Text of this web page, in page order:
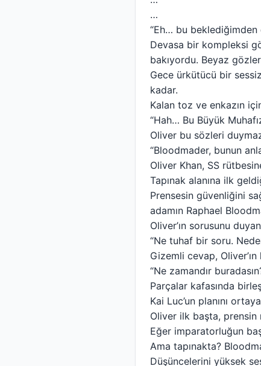
…
“Eh… bu beklediğimden
Devasa bir kompleksi
bakıyordu. Beyaz
Gece ürkütücü bir
kadar.
Kalan toz ve enkazın
“Hah… Bu Büyük
Oliver bu sözleri
“Bloodmader, bunun
Oliver Khan, SS
Tapınak alanına ilk
Prensesin güvenliğini
adamın Raphael
Oliver’ın sorusunu
“Ne tuhaf bir soru.
Gizemli cevap, Oliver’ın
“Ne zamandır
Parçalar kafasında
Kai Luc’un planını
Oliver ilk başta,
Eğer imparatorluğun
Ama tapınakta?
Düşüncelerini yüksek